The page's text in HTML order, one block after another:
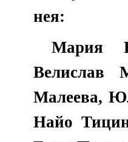
нея:
Мария
Велислав
Малеева,
Найо